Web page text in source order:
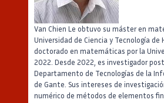
Van Chien Le obtuvo su máster en
Universidad de Ciencia y Tecnología de
doctorado en matemáticas por la
2022. Desde 2022, es investigador
Departamento de Tecnologías de la
de Gante. Sus intereses de
numérico de métodos de elementos